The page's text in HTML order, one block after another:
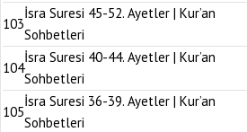
103
İsra Suresi 45-52. Ayetler | Kur’an
Sohbetleri
104
İsra Suresi 40-44. Ayetler | Kur’an
Sohbetleri
105
İsra Suresi 36-39. Ayetler | Kur’an
Sohbetleri